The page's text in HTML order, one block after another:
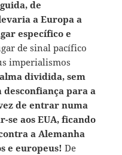
de
a Europa a
específico e
de sinal pacífico
imperialismos
dividida, sem
para a
de entrar numa
se aos EUA, ficando
a Alemanha
e europeus! De